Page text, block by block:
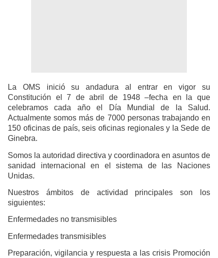
La OMS inició su andadura al entrar en vigor su
Constitución el 7 de abril de 1948 –fecha en la que
celebramos cada año el Día Mundial de la Salud.
Actualmente somos más de 7000 personas trabajando en
150 oficinas de país, seis oficinas regionales y la Sede de
Ginebra.
Somos la autoridad directiva y coordinadora en asuntos de
sanidad internacional en el sistema de las Naciones
Unidas.
Nuestros ámbitos de actividad principales son los
siguientes:
Enfermedades no transmisibles
Enfermedades transmisibles
Preparación, vigilancia y respuesta a las crisis Promoción